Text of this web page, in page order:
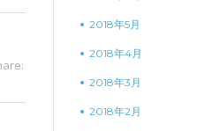
2018年5月
2018年4月
2018年3月
2018年2月